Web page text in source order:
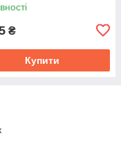
₴
Купити